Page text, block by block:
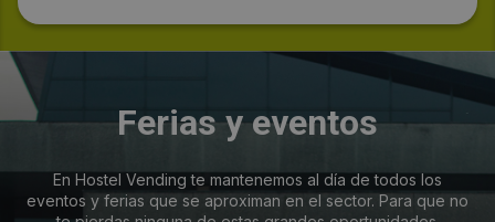
Ferias y eventos
En Hostel Vending te mantenemos al día de todos los
eventos y ferias que se aproximan en el sector. Para que no